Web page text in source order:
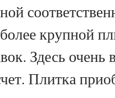
крупной
Здесь
Плитка